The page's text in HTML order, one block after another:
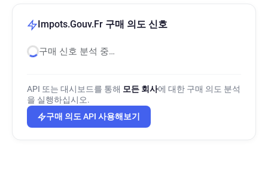
y*******@impots.gouv.fr
a********@impots.gouv.fr
f**********@impots.gouv.fr
w*******@impots.gouv.fr
r*******@impots.gouv.fr
Impots.Gouv.Fr 구매 의도 신호
구매 신호 분석 중…
API 또는 대시보드를 통해 모든 회사에 대한 구매 의도 분석
을 실행하십시오.
구매 의도 API 사용해보기